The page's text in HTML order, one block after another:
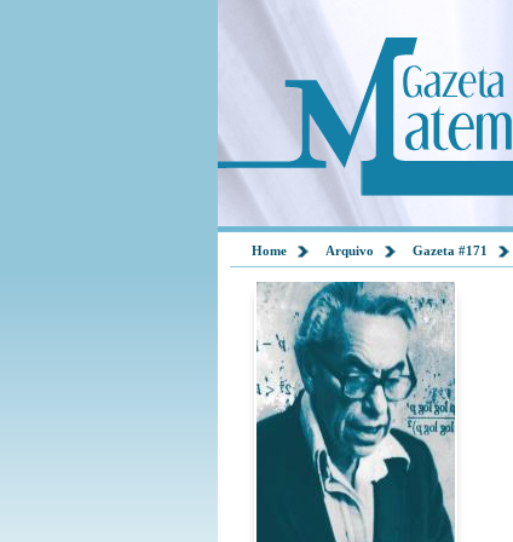
Home Arquivo Gazeta #171